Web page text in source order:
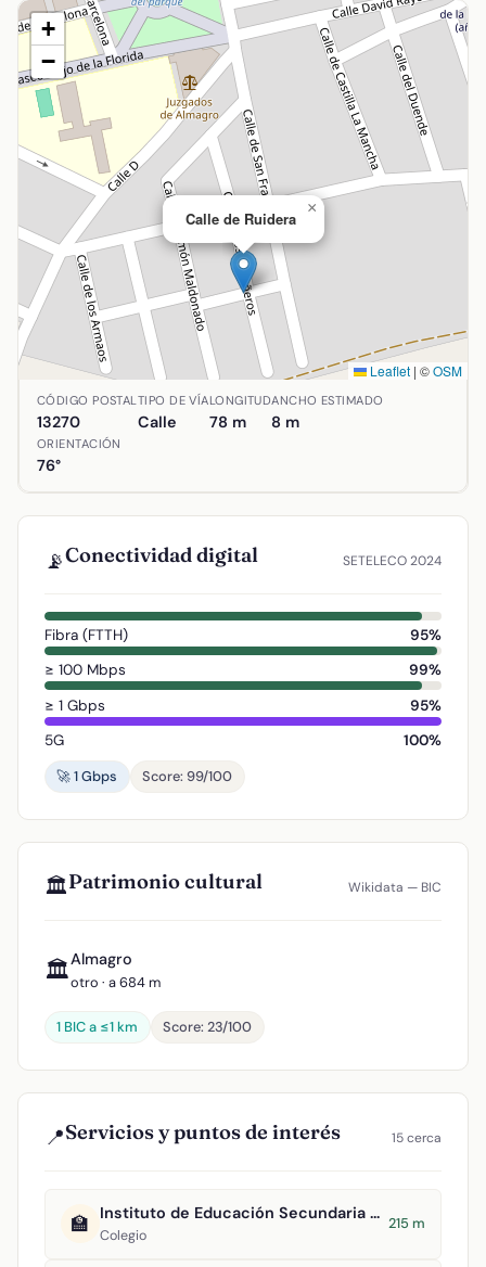
Calle de Ruidera
×
+
−
Leaflet | ©OSM
Ubicación de Calle de Ruidera en Almagro, Ciudad
CÓDIGO POSTAL
13270
TIPO DE VÍA
Calle
LONGITUD
78 m
ANCHO ESTIMADO
8 m
ORIENTACIÓN
76°
📡Conectividad digital SETELECO 2024
Fibra (FTTH)
95%
≥ 100 Mbps
99%
≥ 1 Gbps
95%
5G
100%
🚀 1 Gbps
Score: 99/100
🏛️Patrimonio cultural Wikidata — BIC
🏛️Almagro
otro · a 684 m
1 BIC a ≤1 km Score: 23/100
📍Servicios y puntos de interés 15 cerca
🏫 Instituto de Educación Secundaria Clavero Fernández de Córdova
Colegio
215 m